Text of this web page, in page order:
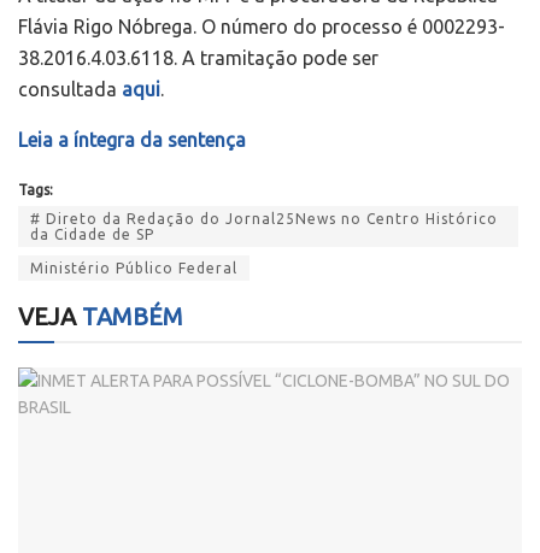
Flávia Rigo Nóbrega. O número do processo é 0002293-
38.2016.4.03.6118. A tramitação pode ser
consultada aqui.
Leia a íntegra da sentença
Tags:
# Direto da Redação do Jornal25News no Centro Histórico
da Cidade de SP
Ministério Público Federal
VEJATAMBÉM